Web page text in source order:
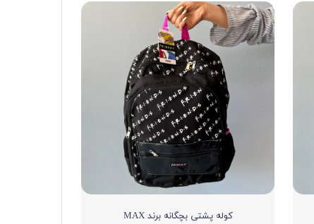
کوله پشتی بچگانه برند MAX